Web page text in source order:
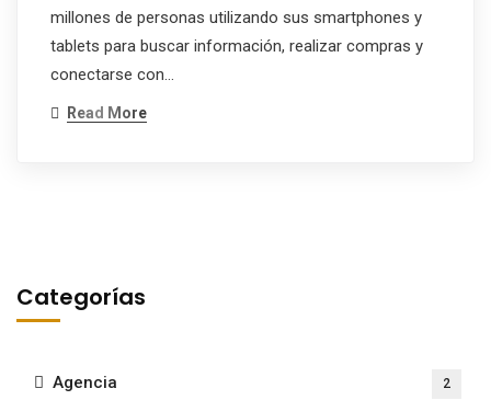
millones de personas utilizando sus smartphones y
tablets para buscar información, realizar compras y
conectarse con…
Read More
Categorías
Agencia 2